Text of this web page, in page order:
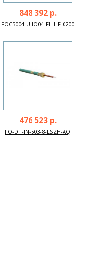
848 392 р.
FOC5004-U-IO04-FL-HF-0200
476 523 р.
FO-DT-IN-503-8-LSZH-AQ